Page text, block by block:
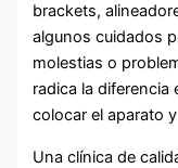
brackets,
algunos cuidados
molestias o
radica la diferencia
colocar el aparato
Una clínica de